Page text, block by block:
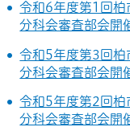
令和6年度第1回柏
分科会審査部会開
令和5年度第3回柏
分科会審査部会開
令和5年度第2回柏
分科会審査部会開